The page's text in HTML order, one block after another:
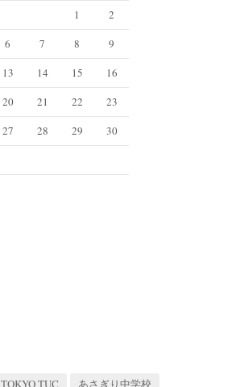
1
2
6 7 8
9
13 14 15
16
20 21 22
23
27 28 29
30
TOKYO TUC あさぎり中学校